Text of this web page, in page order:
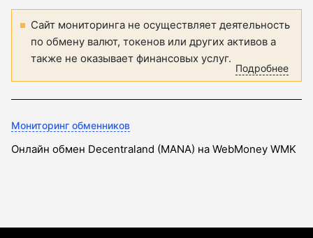
Сайт мониторинга не осуществляет деятельность
по обмену валют, токенов или других активов а
также не оказывает финансовых услуг.
Подробнее
Мониторинг обменников
Онлайн обмен Decentraland (MANA) на WebMoney WMK